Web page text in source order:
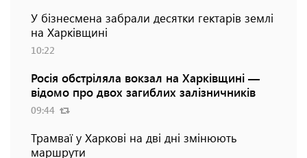
У бізнесмена забрали десятки гектарів землі
на Харківщині
10:22
Росія обстріляла вокзал на Харківщині —
відомо про двох загиблих залізничників
09:44
Трамваї у Харкові на дві дні змінюють
маршрути